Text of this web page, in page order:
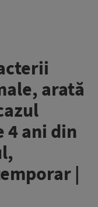
arată
4 ani din
|